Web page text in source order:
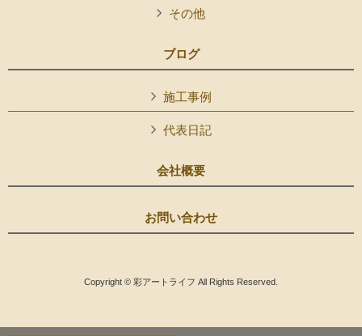
その他
ブログ
施工事例
代表日記
会社概要
お問い合わせ
Copyright © 彩アートライフ All Rights Reserved.